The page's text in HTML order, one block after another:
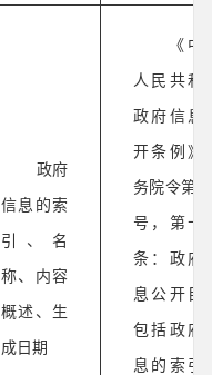
政府
信息的索
引、名
称、内容
概述、生
成日期
《中
人民共和
政府信息
开条例》
务院令第
号，第十
条：政府
息公开目
包括政府
息的索引